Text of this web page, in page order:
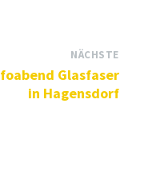
NÄCHSTE
Glasfaser
in Hagensdorf